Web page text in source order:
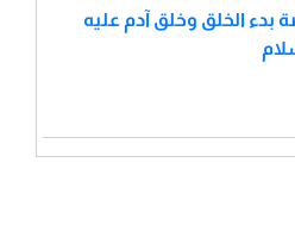
بدء الخلق وخلق آدم عليه